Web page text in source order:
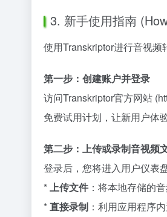
3. 新手使用指南
使用Transkriptor进行音视频
第一步：创建账户并登录
访问Transkriptor官方网站
免费试用计划，让新用户体
第二步：上传或录制音视频
登录后，您将进入用户仪表
*上传文件 ：将本地存储的
*直接录制 ：利用应用程序